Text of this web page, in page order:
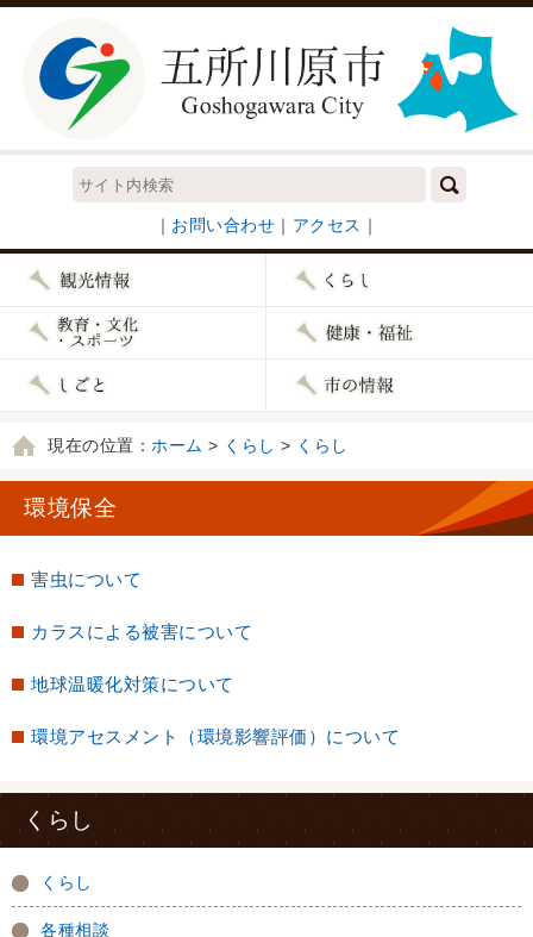
｜ お問い合わせ ｜ アクセス ｜
現在の位置： ホーム > くらし > くらし
環境保全
害虫について
カラスによる被害について
地球温暖化対策について
環境アセスメント（環境影響評価）について
くらし
くらし
各種相談